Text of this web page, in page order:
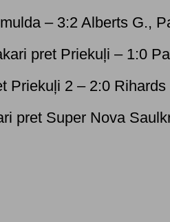
– 3:2 Alberts G.,
pret Priekuļi – 1:0
Priekuļi 2 – 2:0
pret Super Nova